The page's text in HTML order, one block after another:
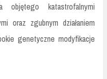
objętego katastrofalnymi
oraz zgubnym działaniem
genetyczne modyfikacje